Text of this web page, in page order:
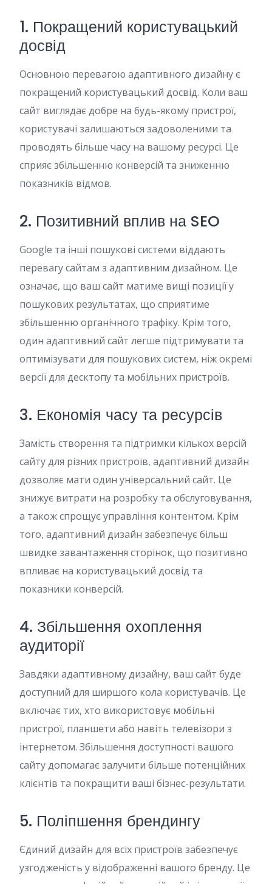
1. Покращений користувацький
досвід
Основною перевагою адаптивного дизайну є
покращений користувацький досвід. Коли ваш
сайт виглядає добре на будь-якому пристрої,
користувачі залишаються задоволеними та
проводять більше часу на вашому ресурсі. Це
сприяє збільшенню конверсій та зниженню
показників відмов.
2. Позитивний вплив на SEO
Google та інші пошукові системи віддають
перевагу сайтам з адаптивним дизайном. Це
означає, що ваш сайт матиме вищі позиції у
пошукових результатах, що сприятиме
збільшенню органічного трафіку. Крім того,
один адаптивний сайт легше підтримувати та
оптимізувати для пошукових систем, ніж окремі
версії для десктопу та мобільних пристроїв.
3. Економія часу та ресурсів
Замість створення та підтримки кількох версій
сайту для різних пристроїв, адаптивний дизайн
дозволяє мати один універсальний сайт. Це
знижує витрати на розробку та обслуговування,
а також спрощує управління контентом. Крім
того, адаптивний дизайн забезпечує більш
швидке завантаження сторінок, що позитивно
впливає на користувацький досвід та
показники конверсій.
4. Збільшення охоплення
аудиторії
Завдяки адаптивному дизайну, ваш сайт буде
доступний для ширшого кола користувачів. Це
включає тих, хто використовує мобільні
пристрої, планшети або навіть телевізори з
інтернетом. Збільшення доступності вашого
сайту допомагає залучити більше потенційних
клієнтів та покращити ваші бізнес-результати.
5. Поліпшення брендингу
Єдиний дизайн для всіх пристроїв забезпечує
узгодженість у відображенні вашого бренду. Це